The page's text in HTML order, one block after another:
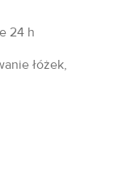
24 h
łóżek,